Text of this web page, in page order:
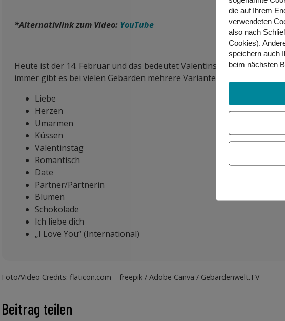
*Alternativlink zum Video: YouTube
Heute ist der 14. Februar und das bedeutet Valentinstag! Wir haben
immer gibt es bei vielen Gebärden mehrere Varianten, auch wenn hier
Liebe
Herzen
Umarmen
Küssen
Valentinstag
Romantisch
Date
Partner/Partnerin
Blumen
Schokolade
Ich liebe dich
„I Love You“ (International)
Foto/Video Credits: flaticon.com – freepik / Adobe Canva / Gebärdenwelt.TV
Beitrag teilen
die auf Ihrem
verwendeten
also nach
Cookies).
speichern auch
beim nächsten